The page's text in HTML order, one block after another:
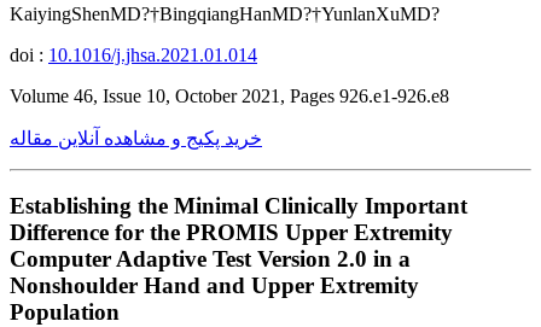
KaiyingShenMD?†BingqiangHanMD?†YunlanXuMD?
doi : 10.1016/j.jhsa.2021.01.014
Volume 46, Issue 10, October 2021, Pages 926.e1-926.e8
خرید پکیج و مشاهده آنلاین مقاله
Establishing the Minimal Clinically Important
Difference for the PROMIS Upper Extremity
Computer Adaptive Test Version 2.0 in a
Nonshoulder Hand and Upper Extremity
Population